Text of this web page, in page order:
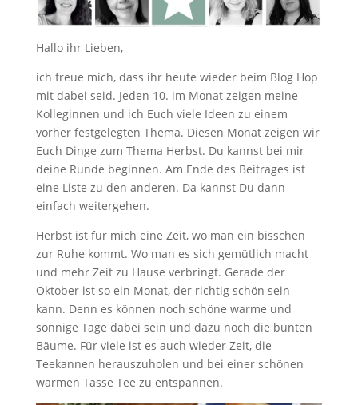
Hallo ihr Lieben,
ich freue mich, dass ihr heute wieder beim Blog Hop
mit dabei seid. Jeden 10. im Monat zeigen meine
Kolleginnen und ich Euch viele Ideen zu einem
vorher festgelegten Thema. Diesen Monat zeigen wir
Euch Dinge zum Thema Herbst. Du kannst bei mir
deine Runde beginnen. Am Ende des Beitrages ist
eine Liste zu den anderen. Da kannst Du dann
einfach weitergehen.
Herbst ist für mich eine Zeit, wo man ein bisschen
zur Ruhe kommt. Wo man es sich gemütlich macht
und mehr Zeit zu Hause verbringt. Gerade der
Oktober ist so ein Monat, der richtig schön sein
kann. Denn es können noch schöne warme und
sonnige Tage dabei sein und dazu noch die bunten
Bäume. Für viele ist es auch wieder Zeit, die
Teekannen herauszuholen und bei einer schönen
warmen Tasse Tee zu entspannen.